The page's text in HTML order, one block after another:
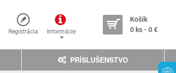
Registrácia Informácie
Košík
0 ks - 0 €
PRÍSLUŠENSTVO